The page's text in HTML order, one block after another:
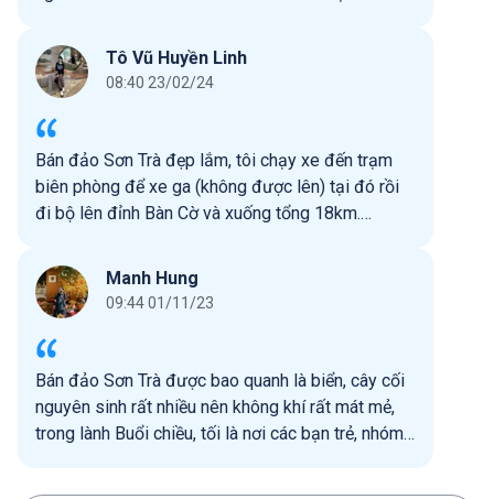
không nên đi xe tay ga do có một số đoạn xe tay
ga bị cấm (vì lý do an toàn). Một số cung đường
bị chặn với lý do sạt lở nên nếu muốn đi quanh
bán đảo sẽ không thể đi 1 vòng. Hãy mang quần
áo phù hợp để tiện thì ghé thăm chùa Linh Ứng
nhé.
Tô Vũ Huyền Linh
08:40 23/02/24
Bán đảo Sơn Trà đẹp lắm, tôi chạy xe đến trạm
biên phòng để xe ga (không được lên) tại đó rồi
đi bộ lên đỉnh Bàn Cờ và xuống tổng 18km.
được nhiều bạn vọc. Trên đỉnh có mây bay rất thú
vị, ngắm toàn cảnh thành phố.
Manh Hung
09:44 01/11/23
Bán đảo Sơn Trà được bao quanh là biển, cây cối
nguyên sinh rất nhiều nên không khí rất mát mẻ,
trong lành Buổi chiều, tối là nơi các bạn trẻ, nhóm